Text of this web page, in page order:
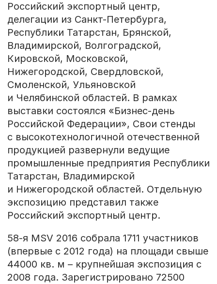
Российский экспортный центр,
делегации из Санкт-Петербурга,
Республики Татарстан, Брянской,
Владимирской, Волгоградской,
Кировской, Московской,
Нижегородской, Свердловской,
Смоленской, Ульяновской
и Челябинской областей. В рамках
выставки состоялся «Бизнес-день
Российской Федерации», Свои стенды
с высокотехнологичной отечественной
продукцией развернули ведущие
промышленные предприятия Республики
Татарстан, Владимирской
и Нижегородской областей. Отдельную
экспозицию представил также
Российский экспортный центр.
58-я MSV 2016 собрала 1711 участников
(впервые с 2012 года) на площади свыше
44000 кв. м – крупнейшая экспозиция с
2008 года. Зарегистрировано 72500